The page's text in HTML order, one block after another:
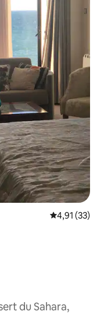
Évaluation
4,91 (33)
du Sahara,